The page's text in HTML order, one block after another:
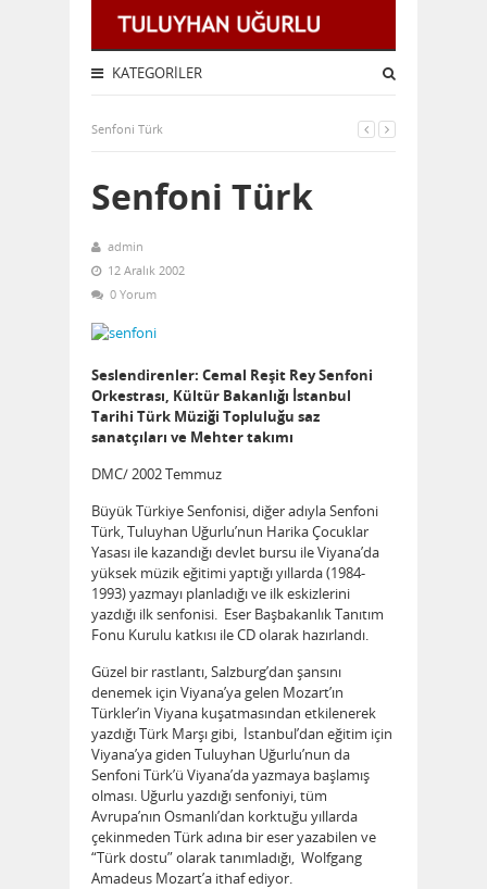
KATEGORILER
Senfoni Türk
Senfoni Türk
admin
12 Aralık 2002
0 Yorum
Seslendirenler: Cemal Reşit Rey Senfoni
Orkestrası, Kültür Bakanlığı İstanbul
Tarihi Türk Müziği Topluluğu saz
sanatçıları ve Mehter takımı
DMC/ 2002 Temmuz
Büyük Türkiye Senfonisi, diğer adıyla Senfoni
Türk, Tuluyhan Uğurlu’nun Harika Çocuklar
Yasası ile kazandığı devlet bursu ile Viyana’da
yüksek müzik eğitimi yaptığı yıllarda (1984-
1993) yazmayı planladığı ve ilk eskizlerini
yazdığı ilk senfonisi. Eser Başbakanlık Tanıtım
Fonu Kurulu katkısı ile CD olarak hazırlandı.
Güzel bir rastlantı, Salzburg’dan şansını
denemek için Viyana’ya gelen Mozart’ın
Türkler’in Viyana kuşatmasından etkilenerek
yazdığı Türk Marşı gibi, İstanbul’dan eğitim için
Viyana’ya giden Tuluyhan Uğurlu’nun da
Senfoni Türk’ü Viyana’da yazmaya başlamış
olması. Uğurlu yazdığı senfoniyi, tüm
Avrupa’nın Osmanlı’dan korktuğu yıllarda
çekinmeden Türk adına bir eser yazabilen ve
“Türk dostu” olarak tanımladığı, Wolfgang
Amadeus Mozart’a ithaf ediyor.